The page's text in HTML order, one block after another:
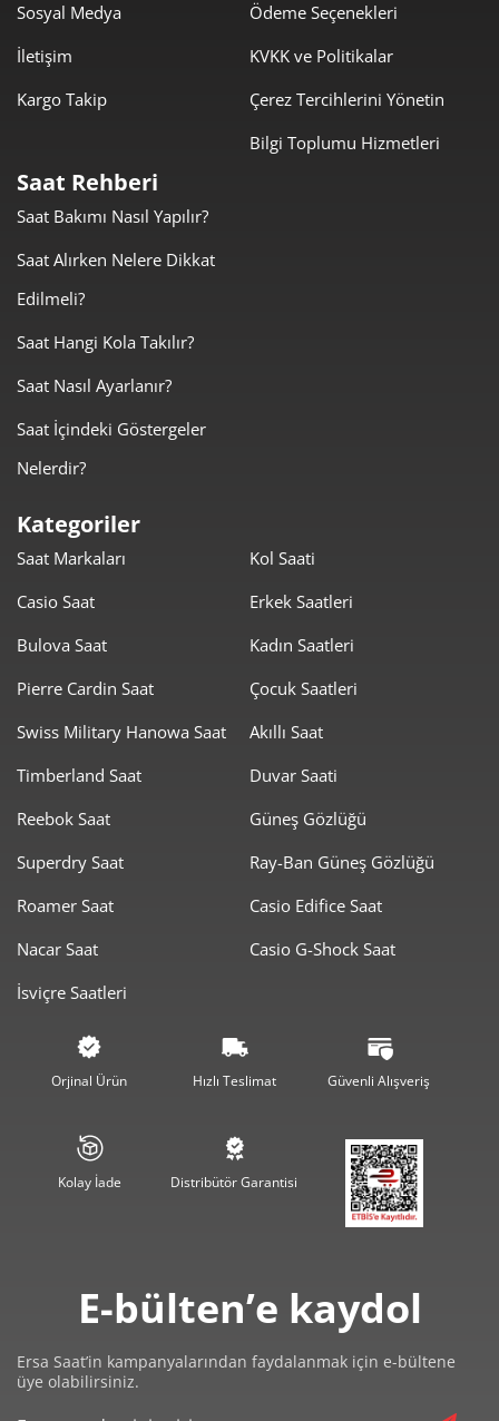
Sosyal Medya
İletişim
Kargo Takip
Ödeme Seçenekleri
KVKK ve Politikalar
Çerez Tercihlerini Yönetin
Bilgi Toplumu Hizmetleri
Saat Rehberi
Saat Bakımı Nasıl Yapılır?
Saat Alırken Nelere Dikkat
Edilmeli?
Saat Hangi Kola Takılır?
Saat Nasıl Ayarlanır?
Saat İçindeki Göstergeler
Nelerdir?
Kategoriler
Saat Markaları
Casio Saat
Bulova Saat
Pierre Cardin Saat
Swiss Military Hanowa Saat
Timberland Saat
Reebok Saat
Superdry Saat
Roamer Saat
Nacar Saat
İsviçre Saatleri
Kol Saati
Erkek Saatleri
Kadın Saatleri
Çocuk Saatleri
Akıllı Saat
Duvar Saati
Güneş Gözlüğü
Ray-Ban Güneş Gözlüğü
Casio Edifice Saat
Casio G-Shock Saat
Orjinal Ürün Hızlı Teslimat Güvenli Alışveriş
Kolay İade Distribütör Garantisi
E-bülten’e kaydol
Ersa Saat’in kampanyalarından faydalanmak için e-bültene
üye olabilirsiniz.